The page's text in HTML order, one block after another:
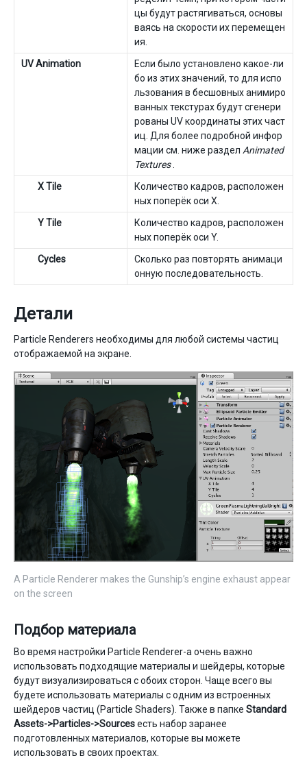
цы будут растягиваться, основы
ваясь на скорости их перемещен
ия.
UV Animation
Если было установлено какое-ли
бо из этих значений, то для испо
льзования в бесшовных анимиро
ванных текстурах будут сгенери
рованы UV координаты этих част
иц. Для более подробной инфор
мации см. ниже раздел Animated
Textures.
X Tile
Количество кадров, расположен
ных поперёк оси X.
Y Tile
Количество кадров, расположен
ных поперёк оси Y.
Cycles
Сколько раз повторять анимаци
онную последовательность.
Детали
Particle Renderers необходимы для любой системы частиц
отображаемой на экране.
A Particle Renderer makes the Gunship’s engine exhaust appear
on the screen
Подбор материала
Во время настройки Particle Renderer-а очень важно
использовать подходящие материалы и шейдеры, которые
будут визуализироваться с обоих сторон. Чаще всего вы
будете использовать материалы с одним из встроенных
шейдеров частиц (Particle Shaders). Также в папке Standard
Assets->Particles->Sourcesесть набор заранее
подготовленных материалов, которые вы можете
использовать в своих проектах.